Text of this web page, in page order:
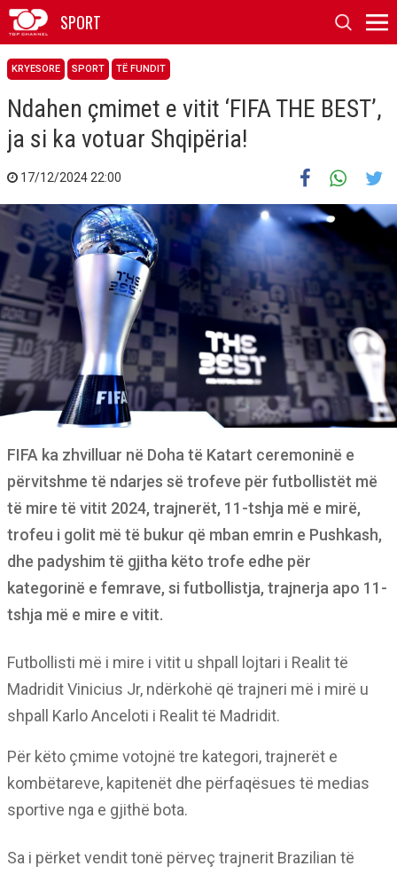
SPORT
KRYESORE SPORT TË FUNDIT
Ndahen çmimet e vitit ‘FIFA THE BEST’,
ja si ka votuar Shqipëria!
17/12/2024 22:00
FIFA ka zhvilluar në Doha të Katart ceremoninë e
përvitshme të ndarjes së trofeve për futbollistët më
të mire të vitit 2024, trajnerët, 11-tshja më e mirë,
trofeu i golit më të bukur që mban emrin e Pushkash,
dhe padyshim të gjitha këto trofe edhe për
kategorinë e femrave, si futbollistja, trajnerja apo 11-
tshja më e mire e vitit.
Futbollisti më i mire i vitit u shpall lojtari i Realit të
Madridit Vinicius Jr, ndërkohë që trajneri më i mirë u
shpall Karlo Anceloti i Realit të Madridit.
Për këto çmime votojnë tre kategori, trajnerët e
kombëtareve, kapitenët dhe përfaqësues të medias
sportive nga e gjithë bota.
Sa i përket vendit tonë përveç trajnerit Brazilian të